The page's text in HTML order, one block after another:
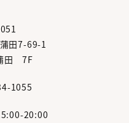
田7-69-1
田 7F
1055
20:00